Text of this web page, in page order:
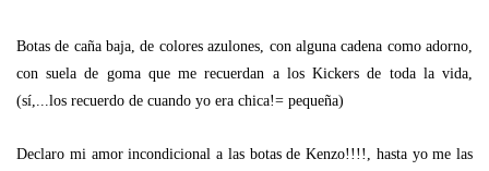
Botas de caña baja, de colores azulones, con alguna cadena como adorno,
con suela de goma que me recuerdan a los Kickers de toda la vida,
(sí,...los recuerdo de cuando yo era chica!= pequeña)
Declaro mi amor incondicional a las botas de Kenzo!!!!, hasta yo me las